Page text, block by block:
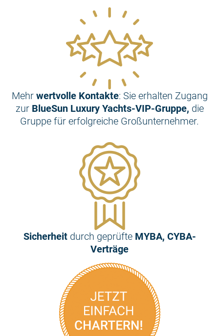
Mehr wertvolle Kontakte: Sie erhalten Zugang
zur BlueSun Luxury Yachts-VIP-Gruppe, die
Gruppe für erfolgreiche Großunternehmer.
Sicherheit durch geprüfte MYBA, CYBA-
Verträge